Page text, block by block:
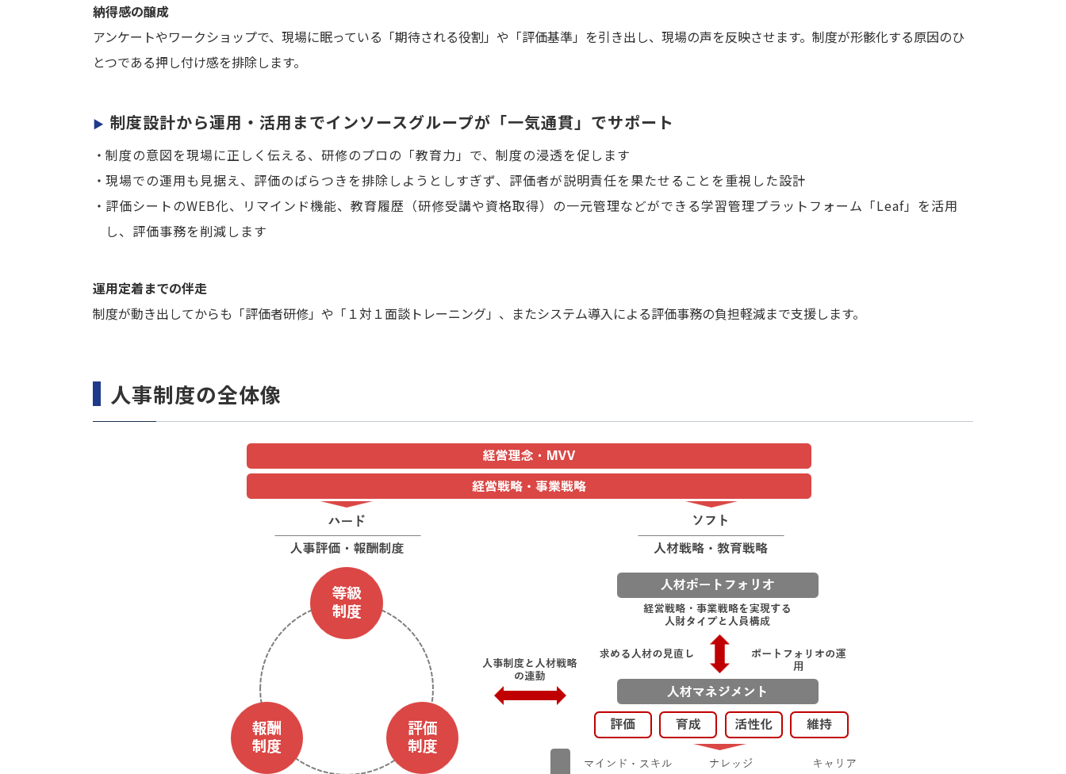
納得感の醸成
アンケートやワークショップで、現場に眠っている「期待される役割」や「評価基準」を引き出し、現場の声を反映させます。制度が形骸化する原因のひ
とつである押し付け感を排除します。
▶ 制度設計から運用・活用までインソースグループが「一気通貫」でサポート
制度の意図を現場に正しく伝える、研修のプロの「教育力」で、制度の浸透を促します
現場での運用も見据え、評価のばらつきを排除しようとしすぎず、評価者が説明責任を果たせることを重視した設計
評価シートのWEB化、リマインド機能、教育履歴（研修受講や資格取得）の一元管理などができる学習管理プラットフォーム「Leaf」を活用
し、評価事務を削減します
運用定着までの伴走
制度が動き出してからも「評価者研修」や「１対１面談トレーニング」、またシステム導入による評価事務の負担軽減まで支援します。
人事制度の全体像